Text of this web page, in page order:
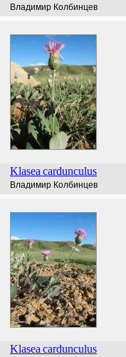
Владимир Колбинцев
Klasea cardunculus
Владимир Колбинцев
Klasea cardunculus